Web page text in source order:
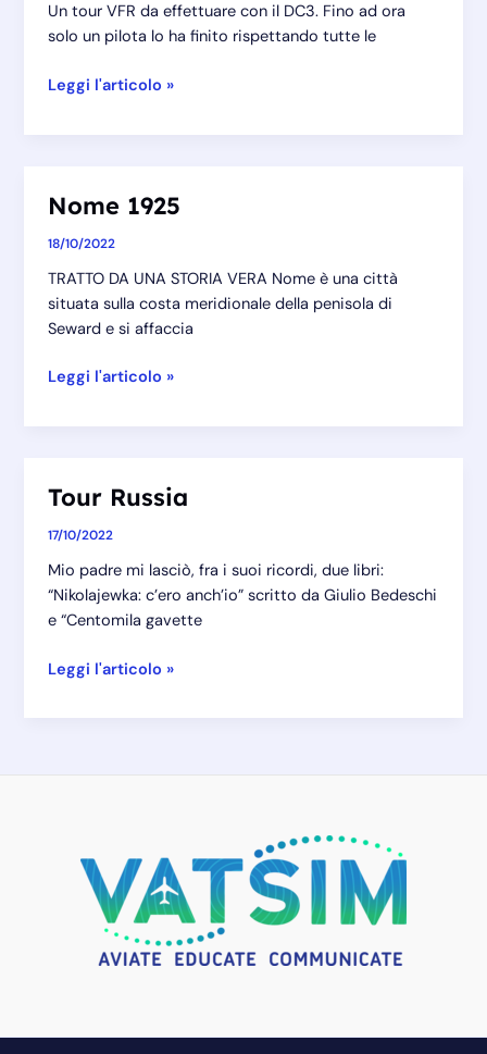
Un tour VFR da effettuare con il DC3. Fino ad ora
solo un pilota lo ha finito rispettando tutte le
Tour
Leggi l'articolo »
Nome 1925
18/10/2022
TRATTO DA UNA STORIA VERA Nome è una città
situata sulla costa meridionale della penisola di
Seward e si affaccia
Nome
Leggi l'articolo »
Tour Russia
17/10/2022
Mio padre mi lasciò, fra i suoi ricordi, due libri:
“Nikolajewka: c’ero anch’io” scritto da Giulio Bedeschi
e “Centomila gavette
Tour
Leggi l'articolo »